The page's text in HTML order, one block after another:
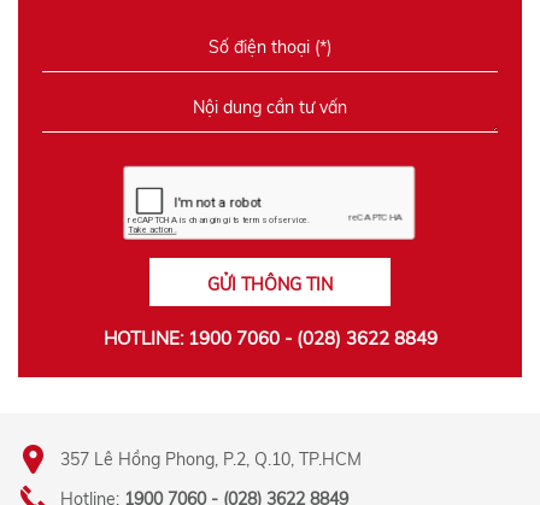
GỬI THÔNG TIN
HOTLINE: 1900 7060 - (028) 3622 8849
357 Lê Hồng Phong, P.2, Q.10, TP.HCM
Hotline: 1900 7060 - (028) 3622 8849